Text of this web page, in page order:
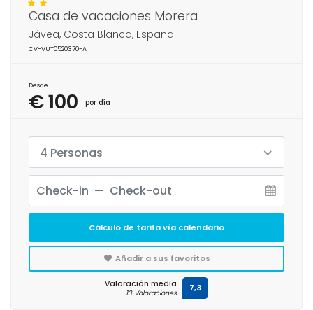
Casa de vacaciones Morera
Jávea, Costa Blanca, España
CV-VUT0520370-A
Desde
€ 100 por día
4 Personas
Cálculo de tarifa vía calendario
Añadir a sus favoritos
Valoración media
13 Valoraciones 7,3